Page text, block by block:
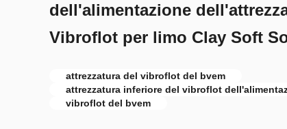
dell'alimentazione
Vibroflot per limo Clay Soft
attrezzatura del vibroflot del bvem
attrezzatura inferiore del vibroflot
vibroflot del bvem